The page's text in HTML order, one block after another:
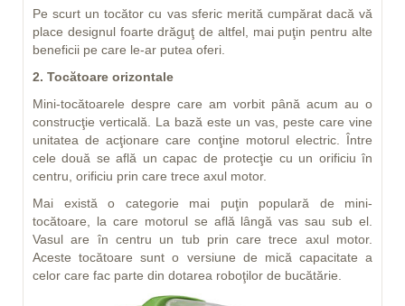
Pe scurt un tocător cu vas sferic merită cumpărat dacă vă
place designul foarte drăguţ de altfel, mai puţin pentru alte
beneficii pe care le-ar putea oferi.
2. Tocătoare orizontale
Mini-tocătoarele despre care am vorbit până acum au o
construcţie verticală. La bază este un vas, peste care vine
unitatea de acţionare care conţine motorul electric. Între
cele două se află un capac de protecţie cu un orificiu în
centru, orificiu prin care trece axul motor.
Mai există o categorie mai puţin populară de mini-
tocătoare, la care motorul se află lângă vas sau sub el.
Vasul are în centru un tub prin care trece axul motor.
Aceste tocătoare sunt o versiune de mică capacitate a
celor care fac parte din dotarea roboţilor de bucătărie.